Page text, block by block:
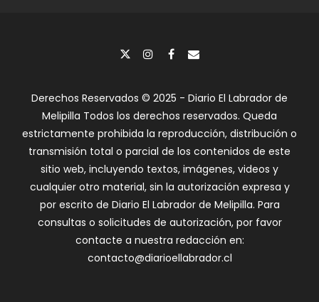
Derechos Reservados © 2025 - Diario El Labrador de
Melipilla Todos los derechos reservados. Queda
estrictamente prohibida la reproducción, distribución o
transmisión total o parcial de los contenidos de este
sitio web, incluyendo textos, imágenes, videos y
cualquier otro material, sin la autorización expresa y
por escrito de Diario El Labrador de Melipilla. Para
consultas o solicitudes de autorización, por favor
contacte a nuestra redacción en:
contacto@diarioellabrador.cl